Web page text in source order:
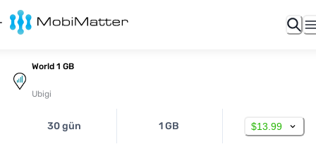
World 1 GB
Ubigi
30 gün 1 GB $13.99